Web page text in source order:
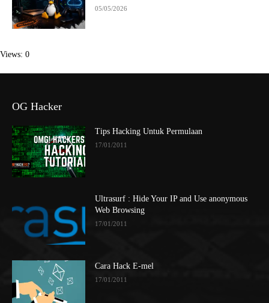
05/05/2026
Views: 0
OG Hacker
Tips Hacking Untuk Permulaan
17/01/2011
Ultrasurf : Hide Your IP and Use anonymous
Web Browsing
17/01/2011
Cara Hack E-mel
17/01/2011